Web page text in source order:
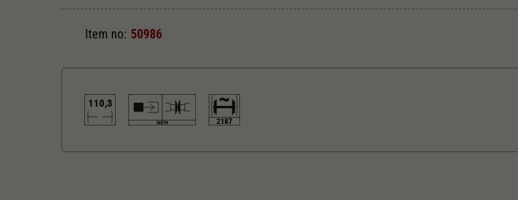
Item no: 50986
110,3
2187